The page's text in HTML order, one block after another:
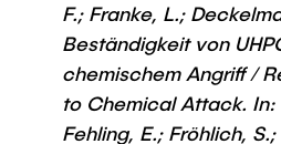
F.; Franke, L.;
Beständigkeit von
chemischem Angriff /
to Chemical Attack. In:
Fehling, E.; Fröhlich,